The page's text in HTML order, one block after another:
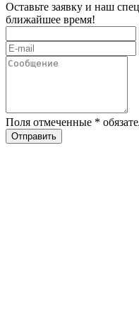
Оставьте заявку и наш
ближайшее время!
Поля отмеченные *